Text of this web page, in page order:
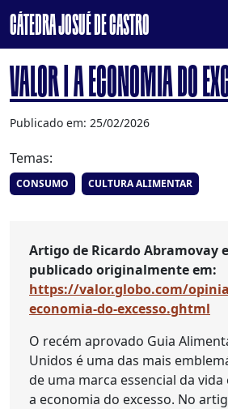
CÁTEDRA JOSUÉ DE CASTRO
DE SISTEMAS ALIMENTARES SAUDÁVEIS E SUSTENTÁVEIS
VALOR | A ECONOMIA DO
Publicado em: 25/02/2026
Temas:
CONSUMO CULTURA ALIMENTAR
Artigo de Ricardo Abramovay
publicado originalmente em:
https://valor.globo.com/
economia-do-excesso.ghtml
O recém aprovado Guia
Unidos é uma das mais
de uma marca essencial da
a economia do excesso. No